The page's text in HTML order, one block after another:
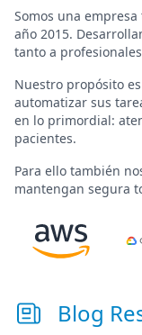
Somos una empresa
año 2015.
tanto a
Nuestro propósito
automatizar sus
en lo primordial:
pacientes.
Para ello también
mantengan segura
Blog